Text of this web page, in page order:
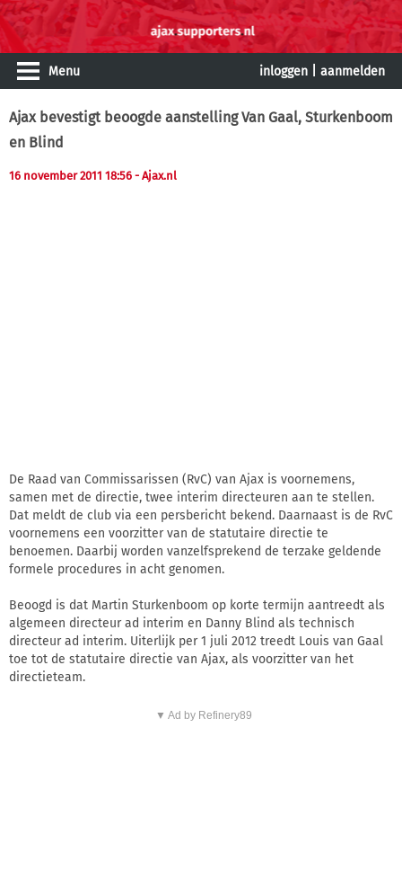
Menu inloggen aanmelden
Ajax bevestigt beoogde aanstelling Van Gaal, Sturkenboom
en Blind
16 november 2011 18:56 - Ajax.nl
De Raad van Commissarissen (RvC) van Ajax is voornemens,
samen met de directie, twee interim directeuren aan te stellen.
Dat meldt de club via een persbericht bekend. Daarnaast is de RvC
voornemens een voorzitter van de statutaire directie te
benoemen. Daarbij worden vanzelfsprekend de terzake geldende
formele procedures in acht genomen.
Beoogd is dat Martin Sturkenboom op korte termijn aantreedt als
algemeen directeur ad interim en Danny Blind als technisch
directeur ad interim. Uiterlijk per 1 juli 2012 treedt Louis van Gaal
toe tot de statutaire directie van Ajax, als voorzitter van het
directieteam.
▼ Ad by Refinery89